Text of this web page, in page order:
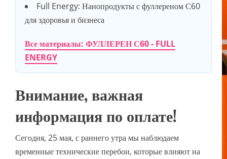
Full Energy: Нанопродукты с фуллереном С60
для здоровья и бизнеса
Все материалы: ФУЛЛЕРЕН С60 - FULL
ENERGY
Внимание, важная
информация по оплате!
Сегодня, 25 мая, с раннего утра мы наблюдаем
временные технические перебои, которые влияют на